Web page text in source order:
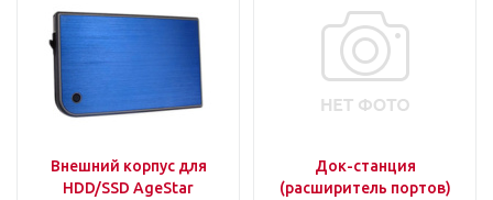
Внешний корпус для
HDD/SSD AgeStar
Док-станция
(расширитель портов)